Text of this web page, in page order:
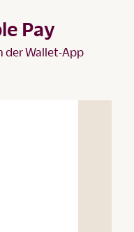
Pay
der Wallet-App